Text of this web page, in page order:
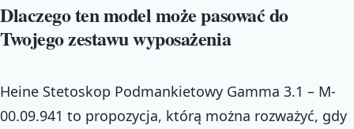
Dlaczego ten model może pasować do
Twojego zestawu wyposażenia
Heine Stetoskop Podmankietowy Gamma 3.1 – M-
00.09.941 to propozycja, którą można rozważyć, gdy